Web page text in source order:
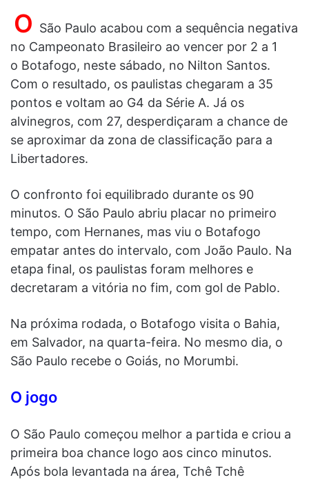
O São Paulo acabou com a sequência negativa
no Campeonato Brasileiro ao vencer por 2 a 1
o Botafogo, neste sábado, no Nilton Santos.
Com o resultado, os paulistas chegaram a 35
pontos e voltam ao G4 da Série A. Já os
alvinegros, com 27, desperdiçaram a chance de
se aproximar da zona de classificação para a
Libertadores.
O confronto foi equilibrado durante os 90
minutos. O São Paulo abriu placar no primeiro
tempo, com Hernanes, mas viu o Botafogo
empatar antes do intervalo, com João Paulo. Na
etapa final, os paulistas foram melhores e
decretaram a vitória no fim, com gol de Pablo.
Na próxima rodada, o Botafogo visita o Bahia,
em Salvador, na quarta-feira. No mesmo dia, o
São Paulo recebe o Goiás, no Morumbi.
O jogo
O São Paulo começou melhor a partida e criou a
primeira boa chance logo aos cinco minutos.
Após bola levantada na área, Tchê Tchê